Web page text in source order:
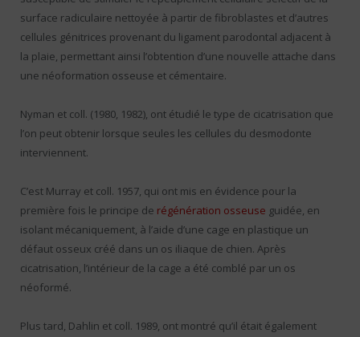
surface radiculaire nettoyée à partir de fibroblastes et d’autres
cellules génitrices provenant du ligament parodontal adjacent à
la plaie, permettant ainsi l’obtention d’une nouvelle attache dans
une néoformation osseuse et cémentaire.
Nyman et coll. (1980, 1982), ont étudié le type de cicatrisation que
l’on peut obtenir lorsque seules les cellules du desmodonte
interviennent.
C’est Murray et coll. 1957, qui ont mis en évidence pour la
première fois le principe de régénération osseuse guidée, en
isolant mécaniquement, à l’aide d’une cage en plastique un
défaut osseux créé dans un os iliaque de chien. Après
cicatrisation, l’intérieur de la cage a été comblé par un os
néoformé.
Plus tard, Dahlin et coll. 1989, ont montré qu’il était également